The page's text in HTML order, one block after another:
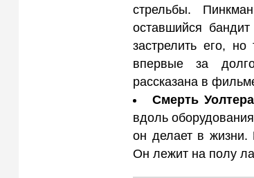
стрельбы.
оставшийся
застрелить его,
впервые за
рассказана в
Смерть
вдоль
он делает в жизни.
Он лежит на полу